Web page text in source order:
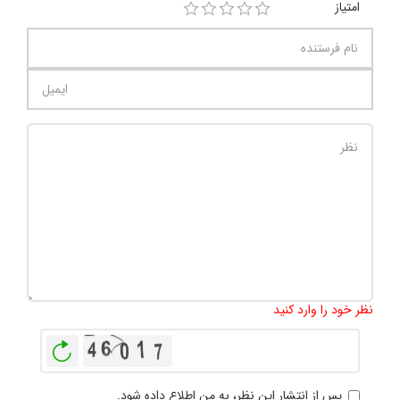
امتیاز
نظر خود را وارد کنید
پس از انتشار این نظر، به من اطلاع داده شود.